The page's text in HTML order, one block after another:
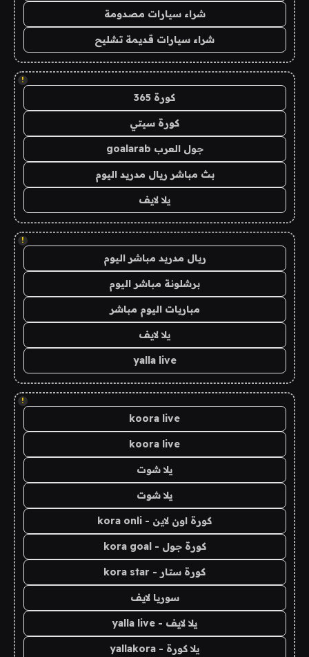
شراء سيارات مصدومة
شراء سيارات قديمة تشليح
!
كورة 365
كورة سيتي
جول العرب goalarab
بث مباشر ريال مدريد اليوم
يلا لايف
!
ريال مدريد مباشر اليوم
برشلونة مباشر اليوم
مباريات اليوم مباشر
يلا لايف
yalla live
!
koora live
koora live
يلا شوت
يلا شوت
كورة اون لاين - kora onli
كورة جول - kora goal
كورة ستار - kora star
سوريا لايف
يلا لايف - yalla live
يلا كورة - yallakora